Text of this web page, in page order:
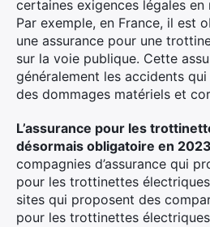
certaines exigences légales en
Par exemple, en France, il est
une assurance pour une
sur la voie publique. Cette
généralement les accidents
des dommages matériels et
L’assurance pour les
désormais obligatoire en 2023
compagnies d’assurance qui
pour les trottinettes
sites qui proposent des
pour les trottinettes